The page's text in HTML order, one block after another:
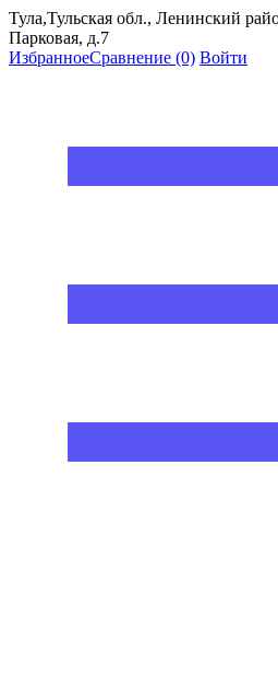
Тула,Тульская обл., Ленинский
Парковая, д.7
ИзбранноеСравнение (0) Войти